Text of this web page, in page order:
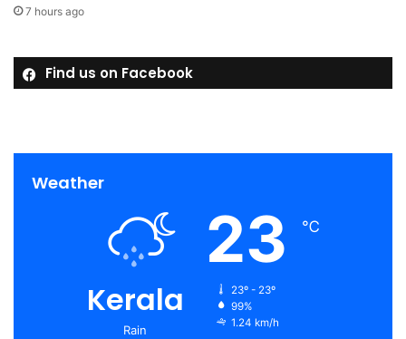
7 hours ago
Find us on Facebook
Weather
Kerala
Rain
23 ℃
23º - 23º
99%
1.24 km/h